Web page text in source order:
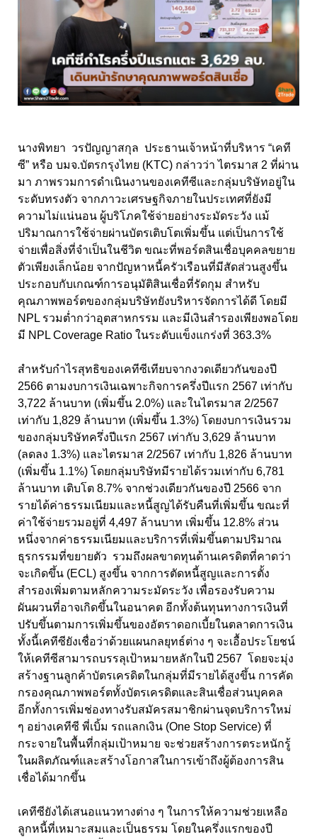
นางพิทยา วรปัญญาสกุล ประธานเจ้าหน้าที่บริหาร “เคที
ซี” หรือ บมจ.บัตรกรุงไทย (KTC) กล่าวว่า ไตรมาส 2 ที่ผ่าน
มา ภาพรวมการดำเนินงานของเคทีซีและกลุ่มบริษัทอยู่ใน
ระดับทรงตัว จากภาวะเศรษฐกิจภายในประเทศที่ยังมี
ความไม่แน่นอน ผู้บริโภคใช้จ่ายอย่างระมัดระวัง แม้
ปริมาณการใช้จ่ายผ่านบัตรเติบโตเพิ่มขึ้น แต่เป็นการใช้
จ่ายเพื่อสิ่งที่จำเป็นในชีวิต ขณะที่พอร์ตสินเชื่อบุคคลขยาย
ตัวเพียงเล็กน้อย จากปัญหาหนี้ครัวเรือนที่มีสัดส่วนสูงขึ้น
ประกอบกับเกณฑ์การอนุมัติสินเชื่อที่รัดกุม สำหรับ
คุณภาพพอร์ตของกลุ่มบริษัทยังบริหารจัดการได้ดี โดยมี
NPL รวมต่ำกว่าอุตสาหกรรม และมีเงินสำรองเพียงพอโดย
มี NPL Coverage Ratio ในระดับแข็งแกร่งที่ 363.3%
สำหรับกำไรสุทธิของเคทีซีเทียบจากงวดเดียวกันของปี
2566 ตามงบการเงินเฉพาะกิจการครึ่งปีแรก 2567 เท่ากับ
3,722 ล้านบาท (เพิ่มขึ้น 2.0%) และในไตรมาส 2/2567
เท่ากับ 1,829 ล้านบาท (เพิ่มขึ้น 1.3%) โดยงบการเงินรวม
ของกลุ่มบริษัทครึ่งปีแรก 2567 เท่ากับ 3,629 ล้านบาท
(ลดลง 1.3%) และไตรมาส 2/2567 เท่ากับ 1,826 ล้านบาท
(เพิ่มขึ้น 1.1%) โดยกลุ่มบริษัทมีรายได้รวมเท่ากับ 6,781
ล้านบาท เติบโต 8.7% จากช่วงเดียวกันของปี 2566 จาก
รายได้ค่าธรรมเนียมและหนี้สูญได้รับคืนที่เพิ่มขึ้น ขณะที่
ค่าใช้จ่ายรวมอยู่ที่ 4,497 ล้านบาท เพิ่มขึ้น 12.8% ส่วน
หนึ่งจากค่าธรรมเนียมและบริการที่เพิ่มขึ้นตามปริมาณ
ธุรกรรมที่ขยายตัว รวมถึงผลขาดทุนด้านเครดิตที่คาดว่า
จะเกิดขึ้น (ECL) สูงขึ้น จากการตัดหนี้สูญและการตั้ง
สำรองเพิ่มตามหลักความระมัดระวัง เพื่อรองรับความ
ผันผวนที่อาจเกิดขึ้นในอนาคต อีกทั้งต้นทุนทางการเงินที่
ปรับขึ้นตามการเพิ่มขึ้นของอัตราดอกเบี้ยในตลาดการเงิน
ทั้งนี้เคทีซียังเชื่อว่าด้วยแผนกลยุทธ์ต่าง ๆ จะเอื้อประโยชน์
ให้เคทีซีสามารถบรรลุเป้าหมายหลักในปี 2567 โดยจะมุ่ง
สร้างฐานลูกค้าบัตรเครดิตในกลุ่มที่มีรายได้สูงขึ้น การคัด
กรองคุณภาพพอร์ตทั้งบัตรเครดิตและสินเชื่อส่วนบุคคล
อีกทั้งการเพิ่มช่องทางรับสมัครสมาชิกผ่านจุดบริการใหม่
ๆ อย่างเคทีซี พี่เบิ้ม รถแลกเงิน (One Stop Service) ที่
กระจายในพื้นที่กลุ่มเป้าหมาย จะช่วยสร้างการตระหนักรู้
ในผลิตภัณฑ์และสร้างโอกาสในการเข้าถึงผู้ต้องการสิน
เชื่อได้มากขึ้น
เคทีซียังได้เสนอแนวทางต่าง ๆ ในการให้ความช่วยเหลือ
ลูกหนี้ที่เหมาะสมและเป็นธรรม โดยในครึ่งแรกของปี